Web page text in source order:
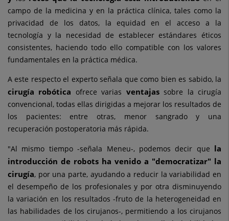
campo de la medicina y en la práctica clínica, tales como la
privacidad de los datos, la equidad en el acceso a la
tecnología y la necesidad de establecer estándares éticos
consistentes, haciendo todo ello compatible con los valores
fundamentales en la práctica médica.
A este respecto el experto señala que como bien es sabido, la
cirugía robótica ofrece varias ventajassobre la cirugía
convencional, todas ellas dirigidas a mejorar los resultados de
los pacientes: entre otras, menor sangrado y una
recuperación postoperatoria más rápida.
"Al mismo tiempo -señala Meneu-, podemos decir que la
introducción de robots ha venido a "democratizar" la
cirugía, por una parte, ayudando a reducir la variabilidad en
el desempeño de los profesionales y por otra disminuyendo
la variación en los resultados -fruto de la heterogeneidad en
las habilidades de los cirujanos-, permitiendo a los cirujanos